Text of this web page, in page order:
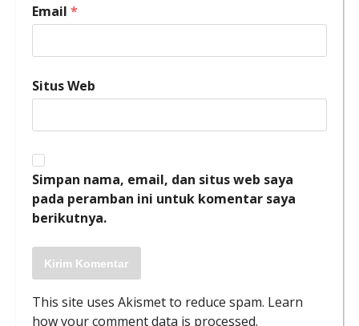
Email *
Situs Web
Simpan nama, email, dan situs web saya
pada peramban ini untuk komentar saya
berikutnya.
This site uses Akismet to reduce spam. Learn
how your comment data is processed.